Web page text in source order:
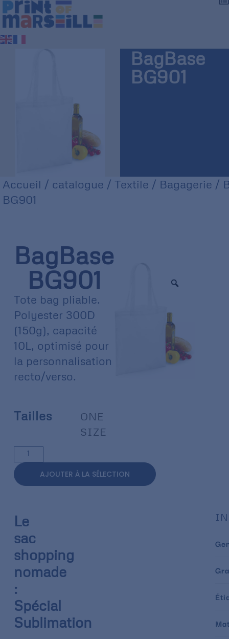
BagBase
BG901
Accueil / catalogue / Textile / Bagagerie /
BG901
BagBase
BG901
Tote bag pliable.
Polyester 300D
(150g), capacité
10L, optimisé pour
la personnalisation
recto/verso.
Tailles
ONE
SIZE
AJOUTER À LA SÉLECTION
Le
sac
shopping
nomade
:
Spécial
Sublimation